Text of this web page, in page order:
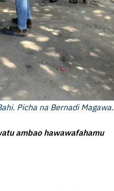
Picha na Bernadi Magawa.
ambao hawawafahamu